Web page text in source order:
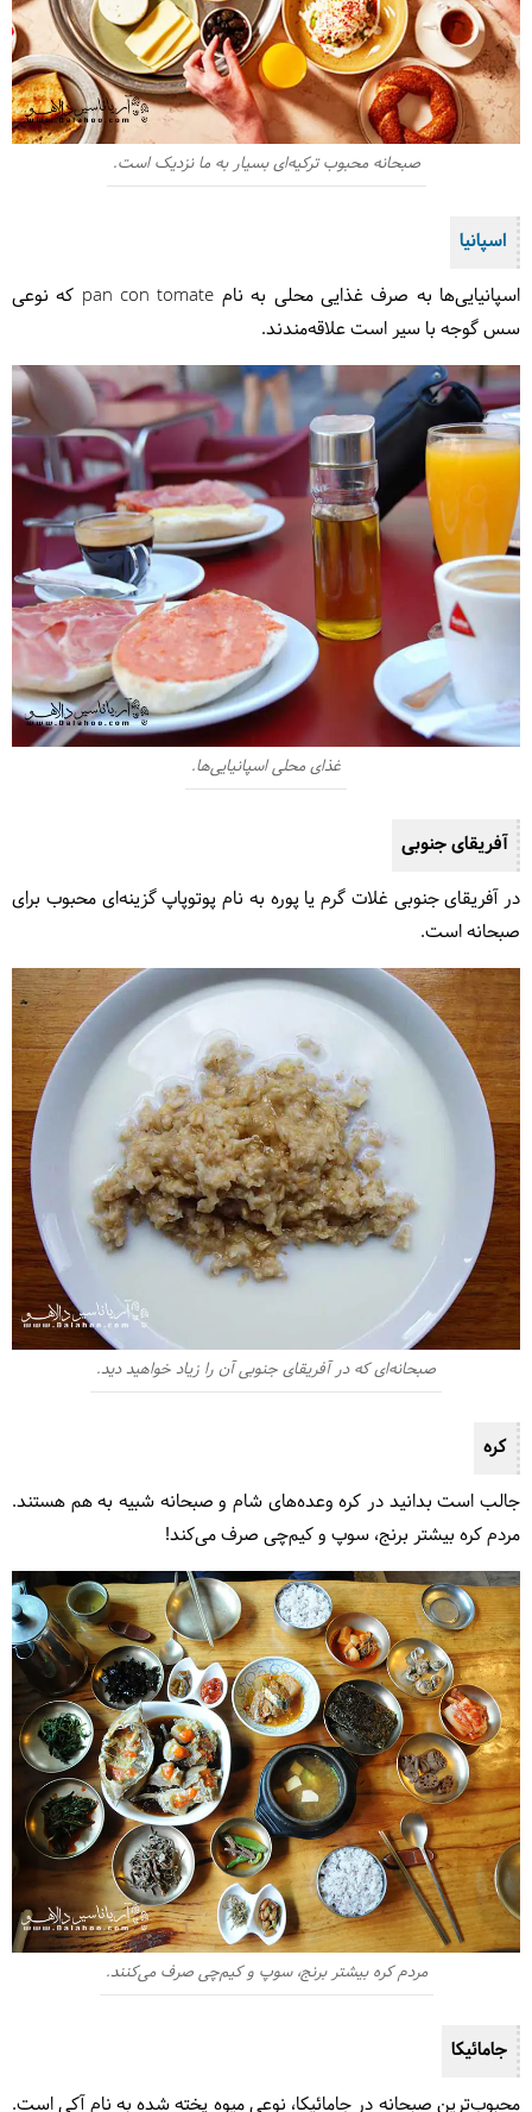
صبحانه محبوب ترکیه‌ای بسیار به ما نزدیک است.
اسپانیا
اسپانیایی‌ها به صرف غذایی محلی به نام pan con tomate که نوعی
سس گوجه با سیر است علاقه‌مندند.
غذای محلی اسپانیایی‌ها.
آفریقای جنوبی
در آفریقای جنوبی غلات گرم یا پوره به نام پوتوپاپ گزینه‌ای محبوب برای
صبحانه است.
صبحانه‌ای که در آفریقای جنوبی آن را زیاد خواهید دید.
کره
جالب است بدانید در کره وعده‌های شام و صبحانه شبیه به هم هستند.
مردم کره بیشتر برنج، سوپ و کیم‌چی صرف می‌کند!
مردم کره بیشتر برنج، سوپ و کیم‌چی صرف می‌کنند.
جامائیکا
محبوب‌ترین صبحانه در جامائیکا، نوعی میوه پخته شده به نام آکی است.